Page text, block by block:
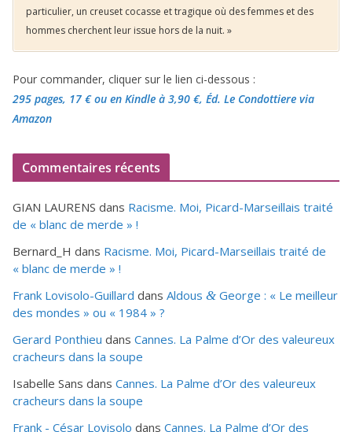
particulier, un creuset cocasse et tragique où des femmes et des
hommes cherchent leur issue hors de la nuit. »
Pour commander, cliquer sur le lien ci-dessous :
295 pages, 17 €ou en Kindle à 3,90 €, Éd. Le Condottiere via
Amazon
Commentaires récents
GIAN LAURENS dans Racisme. Moi, Picard-Marseillais traité
de « blanc de merde » !
Bernard_H dans Racisme. Moi, Picard-Marseillais traité de
« blanc de merde » !
Frank Lovisolo-Guillard dans Aldous & George : « Le meilleur
des mondes » ou « 1984 » ?
Gerard Ponthieu dans Cannes. La Palme d’Or des valeureux
cracheurs dans la soupe
Isabelle Sans dans Cannes. La Palme d’Or des valeureux
cracheurs dans la soupe
Frank - César Lovisolo dans Cannes. La Palme d’Or des